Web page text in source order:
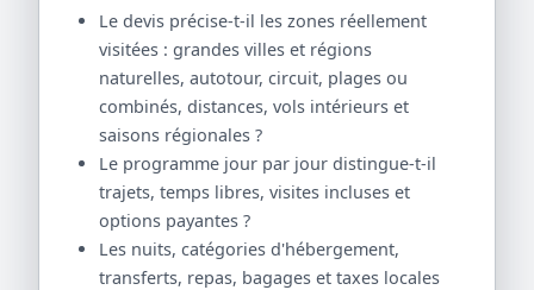
Le devis précise-t-il les zones réellement
visitées : grandes villes et régions
naturelles, autotour, circuit, plages ou
combinés, distances, vols intérieurs et
saisons régionales ?
Le programme jour par jour distingue-t-il
trajets, temps libres, visites incluses et
options payantes ?
Les nuits, catégories d'hébergement,
transferts, repas, bagages et taxes locales